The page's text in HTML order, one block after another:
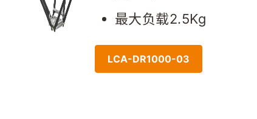
最大负载2.5Kg
LCA-DR1000-03